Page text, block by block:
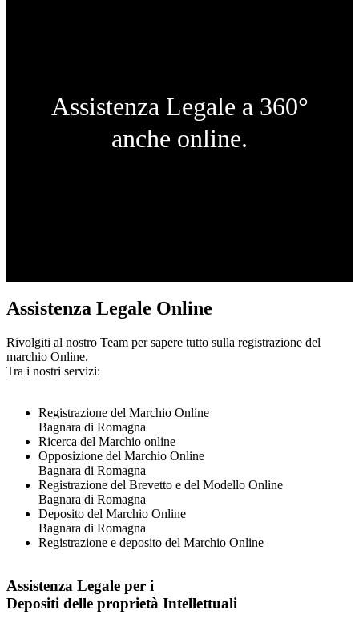
Assistenza Legale a 360°
anche online.
Assistenza Legale Online
Rivolgiti al nostro Team per sapere tutto sulla registrazione del
marchio Online.
Tra i nostri servizi:
Registrazione del Marchio Online
Bagnara di Romagna
Ricerca del Marchio online
Opposizione del Marchio Online
Bagnara di Romagna
Registrazione del Brevetto e del Modello Online
Bagnara di Romagna
Deposito del Marchio Online
Bagnara di Romagna
Registrazione e deposito del Marchio Online
Assistenza Legale per i
Depositi delle proprietà Intellettuali